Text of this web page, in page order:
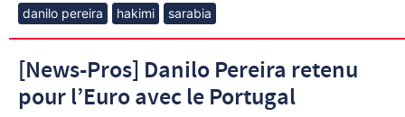
danilo pereira hakimi sarabia
[News-Pros] Danilo Pereira retenu
pour l’Euro avec le Portugal